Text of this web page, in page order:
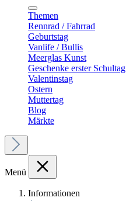
Themen
Rennrad / Fahrrad
Geburtstag
Vanlife / Bullis
Meerglas Kunst
Geschenke erster Schultag
Valentinstag
Ostern
Muttertag
Blog
Märkte
Menü
Informationen